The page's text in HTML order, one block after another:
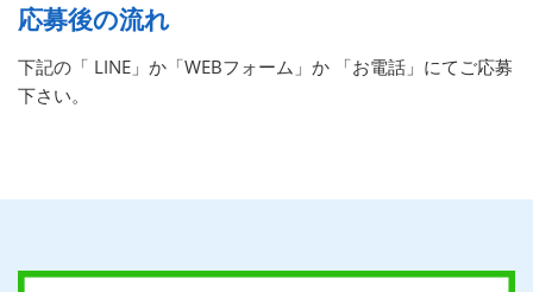
応募後の流れ
下記の「 LINE」か「WEBフォーム」か 「お電話」にてご応募
下さい。